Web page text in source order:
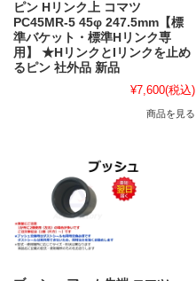
ピン Hリンク上 コマツ
PC45MR-5 45φ 247.5mm【標
準バケット・標準Hリンク専
用】 ★HリンクとIリンクを止め
るピン 社外品 新品
¥7,600(税込)
商品を見る